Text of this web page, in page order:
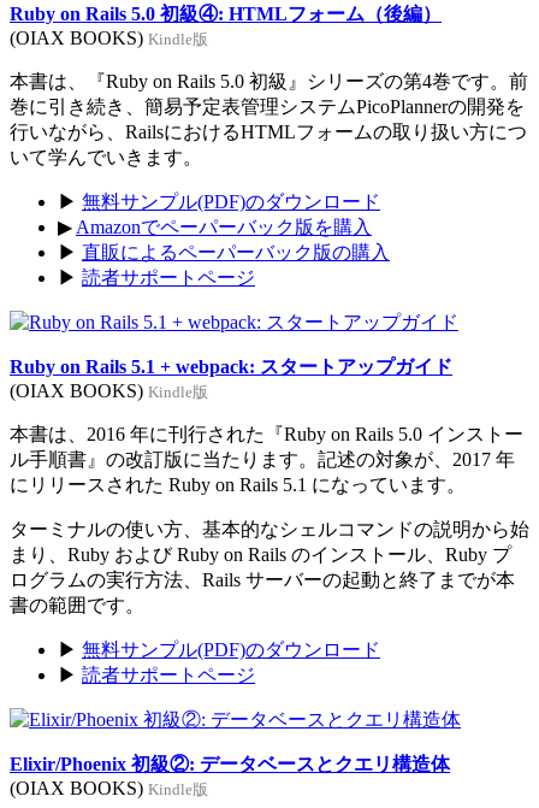
Ruby on Rails 5.0 初級④: HTMLフォーム（後編）
(OIAX BOOKS) Kindle版
本書は、『Ruby on Rails 5.0 初級』シリーズの第4巻です。前
巻に引き続き、簡易予定表管理システムPicoPlannerの開発を
行いながら、RailsにおけるHTMLフォームの取り扱い方につ
いて学んでいきます。
▶ 無料サンプル(PDF)のダウンロード
▶ Amazonでペーパーバック版を購入
▶ 直販によるペーパーバック版の購入
▶ 読者サポートページ
Ruby on Rails 5.1 + webpack: スタートアップガイド
(OIAX BOOKS) Kindle版
本書は、2016 年に刊行された『Ruby on Rails 5.0 インストー
ル手順書』の改訂版に当たります。記述の対象が、2017 年
にリリースされた Ruby on Rails 5.1 になっています。
ターミナルの使い方、基本的なシェルコマンドの説明から始
まり、Ruby および Ruby on Rails のインストール、Ruby プ
ログラムの実行方法、Rails サーバーの起動と終了までが本
書の範囲です。
▶ 無料サンプル(PDF)のダウンロード
▶ 読者サポートページ
Elixir/Phoenix 初級②: データベースとクエリ構造体
(OIAX BOOKS) Kindle版